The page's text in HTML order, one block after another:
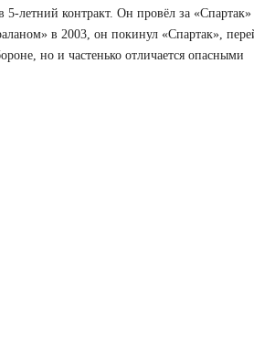
летний контракт. Он провёл за
в 2003, он покинул «Спартак»,
но и частенько отличается опасными